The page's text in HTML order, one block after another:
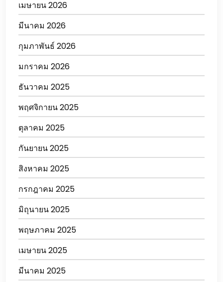
เมษายน 2026
มีนาคม 2026
กุมภาพันธ์ 2026
มกราคม 2026
ธันวาคม 2025
พฤศจิกายน 2025
ตุลาคม 2025
กันยายน 2025
สิงหาคม 2025
กรกฎาคม 2025
มิถุนายน 2025
พฤษภาคม 2025
เมษายน 2025
มีนาคม 2025